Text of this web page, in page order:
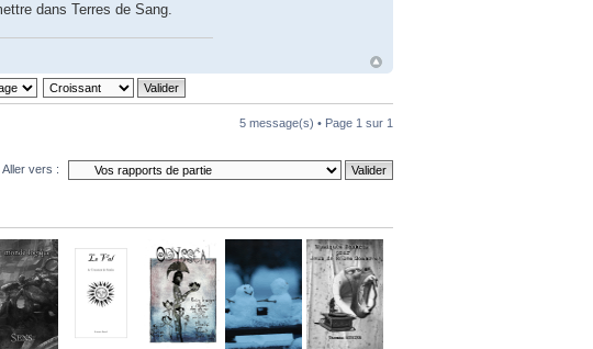
dans Terres de Sang.
5 message(s) • Page 1 sur 1
Aller vers :